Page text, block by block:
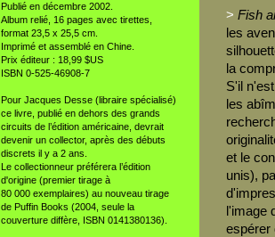
Publié en décembre 2002.
Album relié, 16 pages avec tirettes,
format 23,5 x 25,5 cm.
Imprimé et assemblé en Chine.
Prix éditeur : 18,99 $US
ISBN 0-525-46908-7
Pour Jacques Desse (libraire spécialisé)
ce livre, publié en dehors des grands
circuits de l’édition américaine, devrait
devenir un collector, après des débuts
discrets il y a 2 ans.
Le collectionneur préférera l’édition
d'origine (premier tirage à
80 000 exemplaires) au nouveau tirage
de Puffin Books (2004, seule la
couverture diffère, ISBN 0141380136).
> Fish
les
la
S'il
les
et le
unis),
l'image
espérer